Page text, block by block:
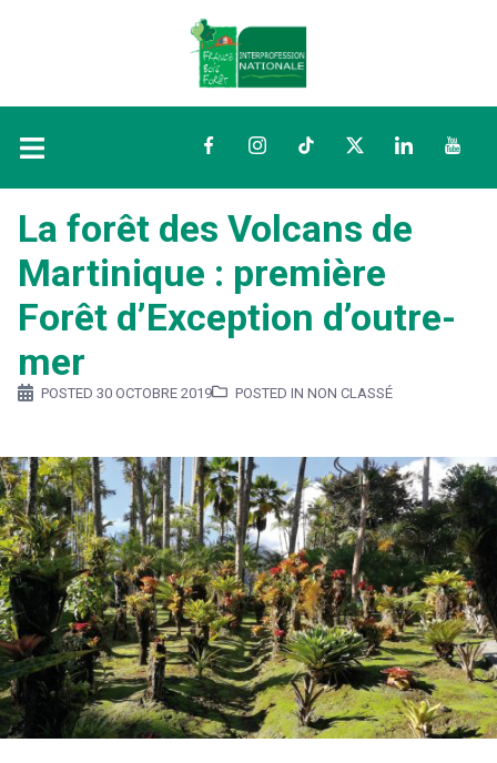
FacebookInstagramTikTokTwitterLinkedIn
La forêt des Volcans de
Martinique : première
Forêt d’Exception d’outre-
mer
POSTED 30 OCTOBRE 2019 POSTED IN NON CLASSÉ